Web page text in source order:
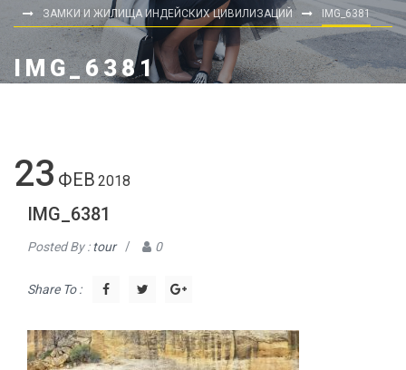
ЗАМКИ И ЖИЛИЩА ИНДЕЙСКИХ ЦИВИЛИЗАЦИЙ
IMG_6381
IMG_6381
23 ФЕВ 2018
IMG_6381
Posted By :tour / 0
Share To :